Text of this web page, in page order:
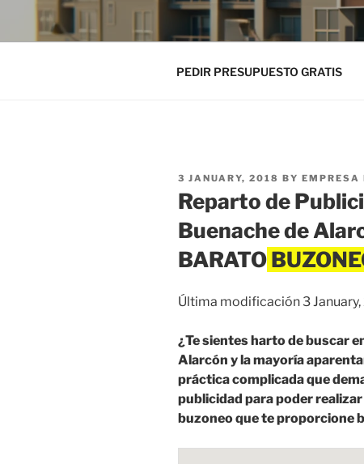
PEDIR PRESUPUESTO GRATIS
POSTED
ON
3 JANUARY, 2018 BY EMPRESA
Reparto de
Buenache de
BARATO
Última modificación 3 January,
¿Te sientes harto de buscar
Alarcón y la mayoría
práctica complicada que
publicidad para poder
buzoneo que te proporcione